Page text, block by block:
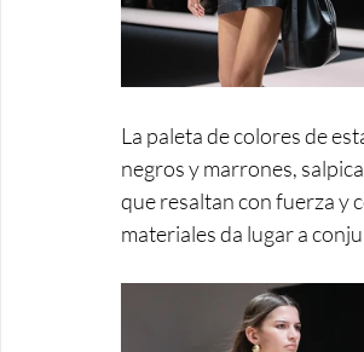
La paleta de colores de
negros y marrones,
que resaltan con fuerza y
materiales da lugar a